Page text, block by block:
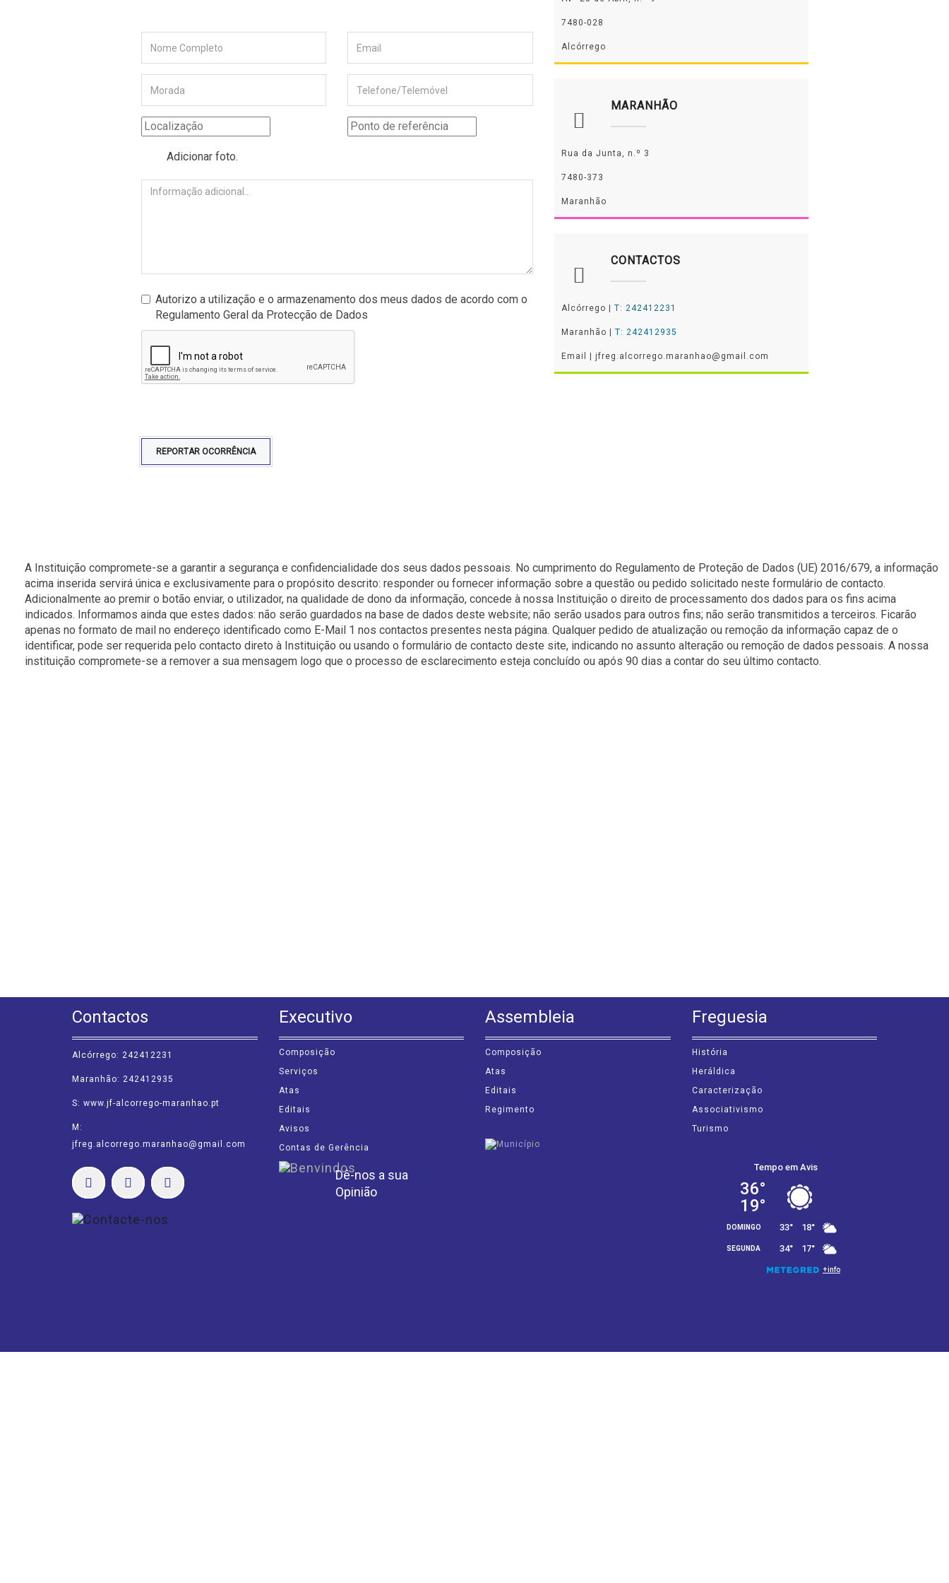
Adicionar foto.
Autorizo a utilização e o armazenamento dos meus dados de acordo com o
Regulamento Geral da Protecção de Dados
REPORTAR OCORRÊNCIA
7480-028
Alcórrego
MARANHÃO
Rua da Junta, n.º 3
7480-373
Maranhão
CONTACTOS
Alcórrego | T: 242412231
Maranhão | T: 242412935
Email | jfreg.alcorrego.maranhao@gmail.com
A Instituição compromete-se a garantir a segurança e confidencialidade dos seus dados pessoais. No cumprimento do Regulamento de Proteção de Dados (UE) 2016/679, a informação
acima inserida servirá única e exclusivamente para o propósito descrito: responder ou fornecer informação sobre a questão ou pedido solicitado neste formulário de contacto.
Adicionalmente ao premir o botão enviar, o utilizador, na qualidade de dono da informação, concede à nossa Instituição o direito de processamento dos dados para os fins acima
indicados. Informamos ainda que estes dados: não serão guardados na base de dados deste website; não serão usados para outros fins; não serão transmitidos a terceiros. Ficarão
apenas no formato de mail no endereço identificado como E-Mail 1 nos contactos presentes nesta página. Qualquer pedido de atualização ou remoção da informação capaz de o
identificar, pode ser requerida pelo contacto direto à Instituição ou usando o formulário de contacto deste site, indicando no assunto alteração ou remoção de dados pessoais. A nossa
instituição compromete-se a remover a sua mensagem logo que o processo de esclarecimento esteja concluído ou após 90 dias a contar do seu último contacto.
Contactos
Alcórrego: 242412231
Maranhão: 242412935
S: www.jf-alcorrego-maranhao.pt
M:
jfreg.alcorrego.maranhao@gmail.com
Executivo
Composição
Serviços
Atas
Editais
Avisos
Contas de Gerência
Dê-nos a sua
Opinião
Assembleia
Composição
Atas
Editais
Regimento
Freguesia
História
Heráldica
Caracterização
Associativismo
Turismo